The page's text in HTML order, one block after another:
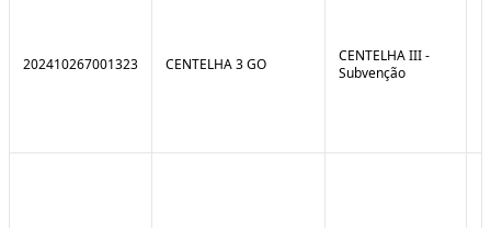
202410267001323 CENTELHA 3 GO
CENTELHA III -
Subvenção